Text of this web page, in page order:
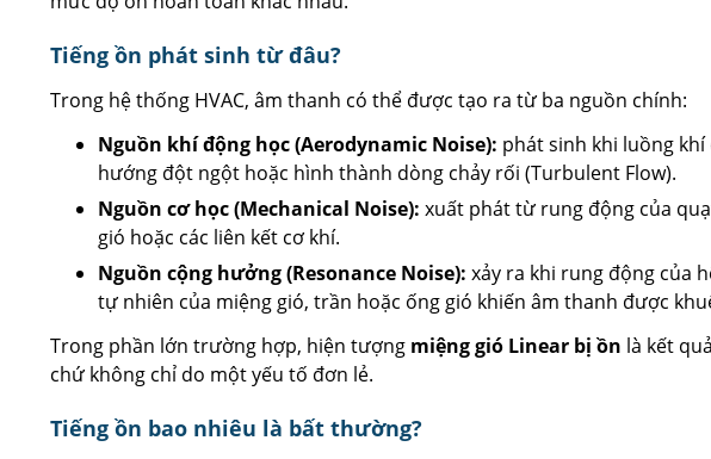
Tiếng ồn phát sinh từ đâu?
Trong hệ thống HVAC, âm thanh có thể được tạo ra từ ba nguồn chính:
Nguồn khí động học (Aerodynamic Noise): phát sinh khi luồng
hướng đột ngột hoặc hình thành dòng chảy rối (Turbulent Flow).
Nguồn cơ học (Mechanical Noise): xuất phát từ rung động của
gió hoặc các liên kết cơ khí.
Nguồn cộng hưởng (Resonance Noise): xảy ra khi rung động của
tự nhiên của miệng gió, trần hoặc ống gió khiến âm thanh được
Trong phần lớn trường hợp, hiện tượng miệng gió Linear bị ồn là kết
chứ không chỉ do một yếu tố đơn lẻ.
Tiếng ồn bao nhiêu là bất thường?